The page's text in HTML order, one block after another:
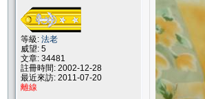
等級: 法老
威望: 5
文章: 34481
註冊時間: 2002-12-28
最近來訪: 2011-07-20
離線